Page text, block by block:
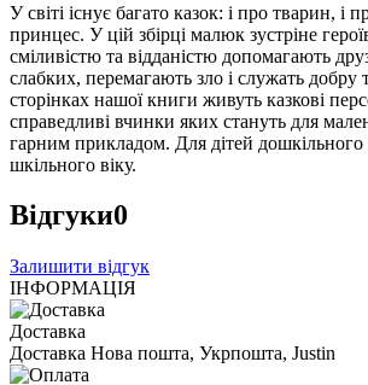
У світі існує багато казок: і про тварин, і
принцес. У цій збірці малюк зустріне
сміливістю та відданістю допомагають
слабких, перемагають зло і служать добру
сторінках нашої книги живуть казкові
справедливі вчинки яких стануть для
гарним прикладом. Для дітей
шкільного віку.
Відгуки0
Залишити відгук
ІНФОРМАЦІЯ
Доставка
Доставка Нова пошта, Укрпошта, Justin